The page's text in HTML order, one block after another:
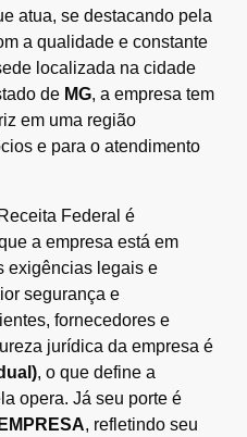
atua, se destacando pela
a qualidade e constante
localizada na cidade
de MG, a empresa tem
em uma região
e para o atendimento
Federal é
a empresa está em
exigências legais e
segurança e
fornecedores e
jurídica da empresa é
, o que define a
opera. Já seu porte é
, refletindo seu